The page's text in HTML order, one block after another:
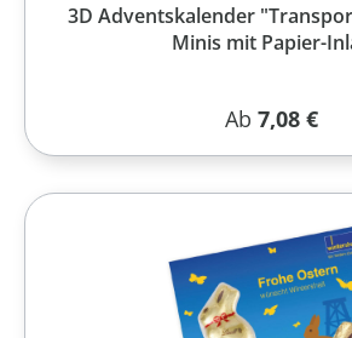
3D Adventskalender
Minis mit Papier-
Regulärer
Ab 7,08 €